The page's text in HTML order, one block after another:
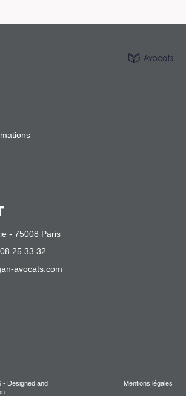
- 75008 Paris
25 33 32
avocats.com
- Designed and
Mentions légales